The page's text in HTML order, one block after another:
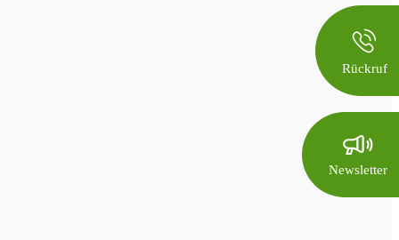
Rückruf
Newsletter